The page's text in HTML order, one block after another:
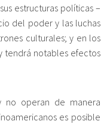
estructuras políticas –
del poder y las luchas
culturales; y en los
tendrá notables efectos
no operan de manera
es posible